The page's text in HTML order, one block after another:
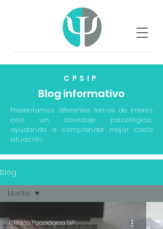
CPSIP
Blog informativo
Presentamos diferentes temas de interés
con un abordaje psicológico,
ayudando a comprender mejor cada
situación.
Blog
Mente
Clínica Psicológica SIP